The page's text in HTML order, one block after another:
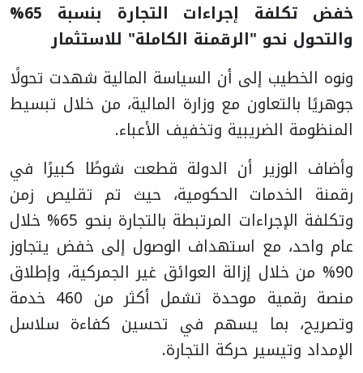
خفض تكلفة إجراءات التجارة بنسبة 65%
والتحول نحو "الرقمنة الكاملة" للاستثمار
ونوه الخطيب إلى أن السياسة المالية شهدت تحولًا
جوهريًا بالتعاون مع وزارة المالية، من خلال تبسيط
المنظومة الضريبية وتخفيف الأعباء.
وأضاف الوزير أن الدولة قطعت شوطًا كبيرًا في
رقمنة الخدمات الحكومية، حيث تم تقليص زمن
وتكلفة الإجراءات المرتبطة بالتجارة بنحو 65% خلال
عام واحد، مع استهداف الوصول إلى خفض يتجاوز
90% من خلال إزالة العوائق غير الجمركية، وإطلاق
منصة رقمية موحدة تشمل أكثر من 460 خدمة
وتصريح، بما يسهم في تحسين كفاءة سلاسل
الإمداد وتيسير حركة التجارة.